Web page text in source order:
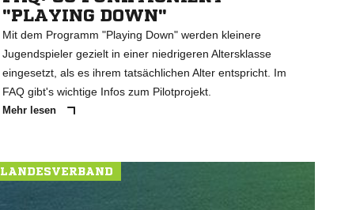
"PLAYING DOWN"
Mit dem Programm "Playing Down" werden kleinere
Jugendspieler gezielt in einer niedrigeren Altersklasse
eingesetzt, als es ihrem tatsächlichen Alter entspricht. Im
FAQ gibt's wichtige Infos zum Pilotprojekt.
Mehr lesen
LANDESVERBAND